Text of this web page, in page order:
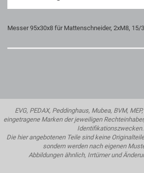
Messer 95x30x8 für Mattenschneider, 2xM8, 15/
EVG, PEDAX, Peddinghaus, Mubea, BVM,
eingetragene Marken der jeweiligen
Identifikationszwecken.
Die hier angebotenen Teile sind keine
sondern werden nach eigenen
Abbildungen ähnlich, Irrtümer und